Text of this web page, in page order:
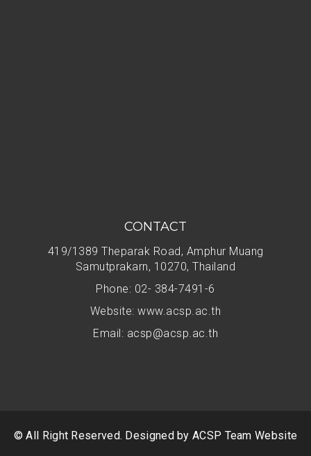
CONTACT
419/1389 Theparak Road, Amphur Muang
Samutprakarn, 10270, Thailand
Phone: 02- 384-7491-6
Website: www.acsp.ac.th
Email: acsp@acsp.ac.th
© All Right Reserved. Designed by ACSP Team Website